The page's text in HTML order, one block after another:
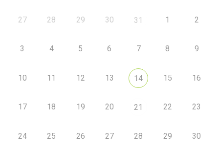
27 28 29 30 31 1 2
3 4 5 6 7 8 9
10 11 12 13 14 15 16
17 18 19 20 21 22 23
24 25 26 27 28 29 30